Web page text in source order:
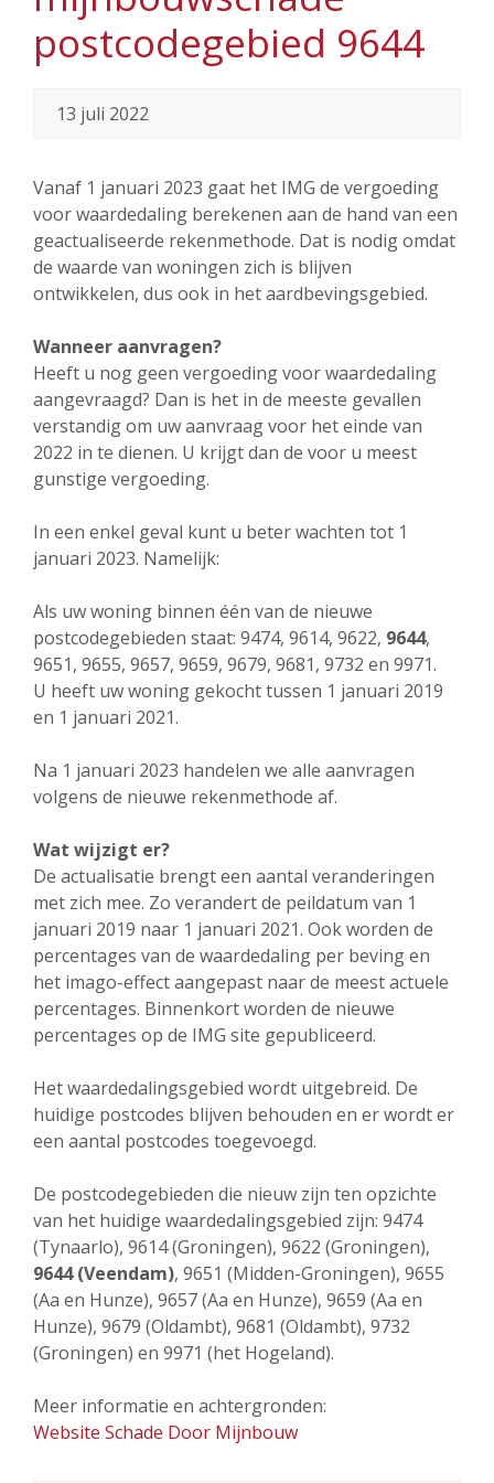
postcodegebied 9644
13 juli 2022
Vanaf 1 januari 2023 gaat het IMG de vergoeding
voor waardedaling berekenen aan de hand van een
geactualiseerde rekenmethode. Dat is nodig omdat
de waarde van woningen zich is blijven
ontwikkelen, dus ook in het aardbevingsgebied.
Wanneer aanvragen?
Heeft u nog geen vergoeding voor waardedaling
aangevraagd? Dan is het in de meeste gevallen
verstandig om uw aanvraag voor het einde van
2022 in te dienen. U krijgt dan de voor u meest
gunstige vergoeding.
In een enkel geval kunt u beter wachten tot 1
januari 2023. Namelijk:
Als uw woning binnen één van de nieuwe
postcodegebieden staat: 9474, 9614, 9622, 9644,
9651, 9655, 9657, 9659, 9679, 9681, 9732 en 9971.
U heeft uw woning gekocht tussen 1 januari 2019
en 1 januari 2021.
Na 1 januari 2023 handelen we alle aanvragen
volgens de nieuwe rekenmethode af.
Wat wijzigt er?
De actualisatie brengt een aantal veranderingen
met zich mee. Zo verandert de peildatum van 1
januari 2019 naar 1 januari 2021. Ook worden de
percentages van de waardedaling per beving en
het imago-effect aangepast naar de meest actuele
percentages. Binnenkort worden de nieuwe
percentages op de IMG site gepubliceerd.
Het waardedalingsgebied wordt uitgebreid. De
huidige postcodes blijven behouden en er wordt er
een aantal postcodes toegevoegd.
De postcodegebieden die nieuw zijn ten opzichte
van het huidige waardedalingsgebied zijn: 9474
(Tynaarlo), 9614 (Groningen), 9622 (Groningen),
9644 (Veendam), 9651 (Midden-Groningen), 9655
(Aa en Hunze), 9657 (Aa en Hunze), 9659 (Aa en
Hunze), 9679 (Oldambt), 9681 (Oldambt), 9732
(Groningen) en 9971 (het Hogeland).
Meer informatie en achtergronden:
Website Schade Door Mijnbouw